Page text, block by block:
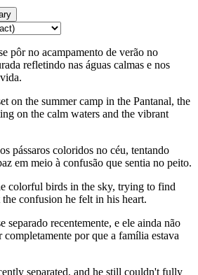
pôr no acampamento de verão no
refletindo nas águas calmas e nos
on the summer camp in the Pantanal, the
on the calm waters and the vibrant
pássaros coloridos no céu, tentando
em meio à confusão que sentia no peito.
colorful birds in the sky, trying to find
the confusion he felt in his heart.
separado recentemente, e ele ainda não
completamente por que a família estava
separated, and he still couldn't fully